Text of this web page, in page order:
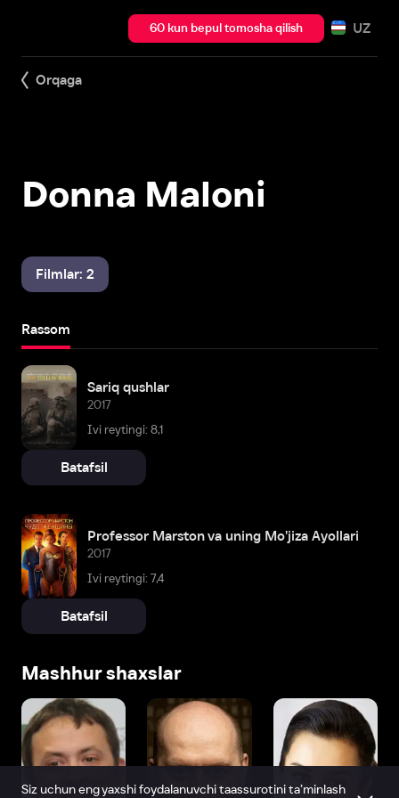
60 kun bepul tomosha qilish UZ
Orqaga
Donna Maloni
Filmlar: 2
Rassom
Sariq qushlar
2017
Ivi reytingi: 8,1
Batafsil
Professor Marston va uning Mo'jiza Ayollari
2017
Ivi reytingi: 7,4
Batafsil
Mashhur shaxslar
Siz uchun eng yaxshi foydalanuvchi taassurotini ta’minlash